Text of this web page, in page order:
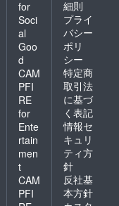
for
Soci
al
Goo
d
CAM
PFI
RE
for
Ente
rtain
men
t
CAM
PFI
細則
プライ
バシー
ポリ
シー
特定商
取引法
に基づ
く表記
情報セ
キュリ
ティ方
針
反社基
本方針